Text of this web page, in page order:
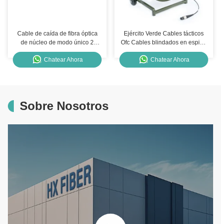
Cable de caída de fibra óptica
de núcleo de modo único 2
HXCOWO Cable de fibra óptica
de interior
Chatear Ahora
Ejército Verde Cables tácticos
Ofc Cables blindados en espiral
Cables tácticos de fibra óptica
Chatear Ahora
Sobre Nosotros